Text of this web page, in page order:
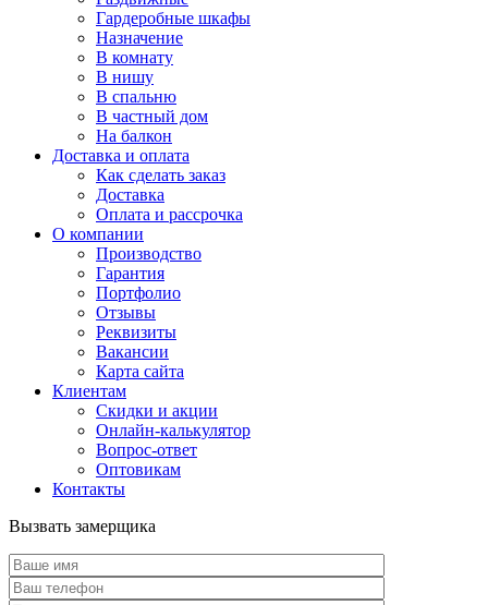
Гардеробные шкафы
Назначение
В комнату
В нишу
В спальню
В частный дом
На балкон
Доставка и оплата
Как сделать заказ
Доставка
Оплата и рассрочка
О компании
Производство
Гарантия
Портфолио
Отзывы
Реквизиты
Вакансии
Карта сайта
Клиентам
Скидки и акции
Онлайн-калькулятор
Вопрос-ответ
Оптовикам
Контакты
Вызвать замерщика